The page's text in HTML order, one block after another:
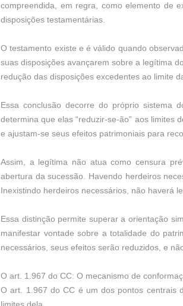
compreendida, em regra, como elemento de
disposições testamentárias.
O testamento existe e é válido quando
suas disposições avançarem sobre a legítima
redução das disposições excedentes ao limite
Essa conclusão decorre do próprio sistema
determina que elas “reduzir-se-ão” aos limites
e ajustam-se seus efeitos patrimoniais para
Assim, a legítima não atua como censura
abertura da sucessão. Havendo herdeiros
Inexistindo herdeiros necessários, não haverá
Essa distinção permite superar a orientação
manifestar vontade sobre a totalidade do
necessários, seus efeitos serão reduzidos, e
O art. 1.967 do CC: O mecanismo de
O art. 1.967 do CC é um dos pontos centrais